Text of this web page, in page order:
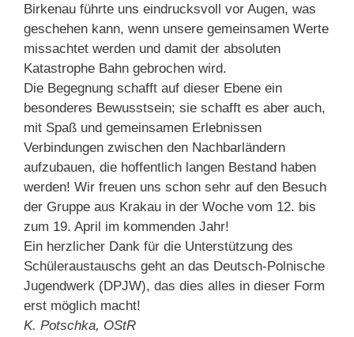
Birkenau führte uns eindrucksvoll vor Augen, was
geschehen kann, wenn unsere gemeinsamen Werte
missachtet werden und damit der absoluten
Katastrophe Bahn gebrochen wird.
Die Begegnung schafft auf dieser Ebene ein
besonderes Bewusstsein; sie schafft es aber auch,
mit Spaß und gemeinsamen Erlebnissen
Verbindungen zwischen den Nachbarländern
aufzubauen, die hoffentlich langen Bestand haben
werden! Wir freuen uns schon sehr auf den Besuch
der Gruppe aus Krakau in der Woche vom 12. bis
zum 19. April im kommenden Jahr!
Ein herzlicher Dank für die Unterstützung des
Schüleraustauschs geht an das Deutsch-Polnische
Jugendwerk (DPJW), das dies alles in dieser Form
erst möglich macht!
K. Potschka, OStR